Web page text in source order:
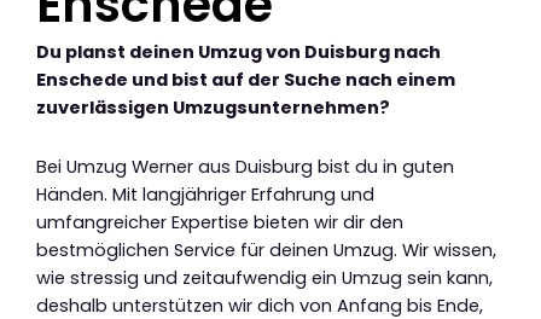
Du planst deinen Umzug von Duisburg nach
Enschede und bist auf der Suche nach einem
zuverlässigen Umzugsunternehmen?
Bei Umzug Werner aus Duisburg bist du in guten
Händen. Mit langjähriger Erfahrung und
umfangreicher Expertise bieten wir dir den
bestmöglichen Service für deinen Umzug. Wir wissen,
wie stressig und zeitaufwendig ein Umzug sein kann,
deshalb unterstützen wir dich von Anfang bis Ende,